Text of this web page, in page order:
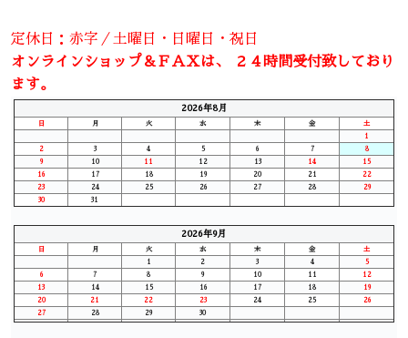
定休日：赤字／土曜日・日曜日・祝日
オンラインショップ＆ＦＡＸは、 ２４時間受付致しており
ます。
2026年8月
日 月 火 水 木 金
土
1
2
3 4 5 6 7
8
9
10 11 12 13 14
15
16
17 18 19 20 21
22
23
24 25 26 27 28
29
30
31
2026年9月
日 月 火 水 木 金
土
1
2 3 4
5
6
7 8 9 10 11
12
13
14 15 16 17 18
19
20
21 22 23 24 25
26
27
28 29 30